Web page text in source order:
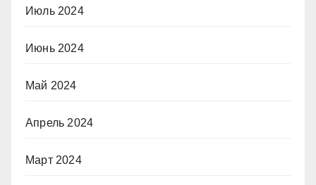
Июль 2024
Июнь 2024
Май 2024
Апрель 2024
Март 2024